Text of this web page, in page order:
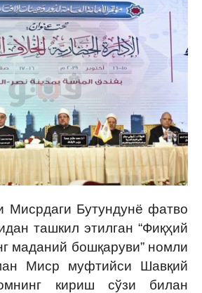
Мисрдаги Бутундунё фатво
ташкил этилган “Фиқҳий
маданий бошқаруви” номли
Миср муфтийси Шавқий
кириш сўзи билан